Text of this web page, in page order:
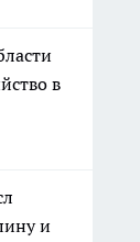
в
и